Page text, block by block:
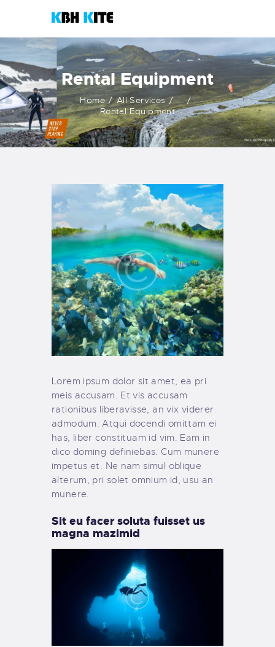
Rental Equipment
Home All Services
...
Rental Equipment
KBH KITE
Life is better when you surf
HOME
COURSES
CONTACTS
KITESHOP
Lorem ipsum dolor sit amet, ea pri
meis accusam. Et vis accusam
rationibus liberavisse, an vix viderer
admodum. Atqui docendi omittam ei
has, liber constituam id vim. Eam in
dico doming definiebas. Cum munere
impetus et. Ne nam simul oblique
alterum, pri solet omnium id, usu an
munere.
Sit eu facer soluta fuisset us
magna mazimid